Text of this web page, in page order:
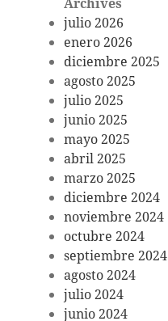
julio 2026
enero 2026
diciembre 2025
agosto 2025
julio 2025
junio 2025
mayo 2025
abril 2025
marzo 2025
diciembre 2024
noviembre 2024
octubre 2024
septiembre 2024
agosto 2024
julio 2024
junio 2024